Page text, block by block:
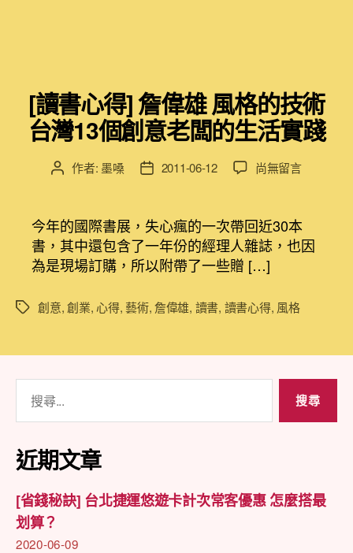
[讀書心得] 詹偉雄 風格的技術
台灣13個創意老闆的生活實踐
文
者
作者: 墨嗓
文
佈
日
2011-06-12
在
心
得]
詹
偉
風
技
13
老
闆
尚無留言
今年的國際書展，失心瘋的一次帶回近30本
書，其中還包含了一年份的經理人雜誌，也因
為是現場訂購，所以附帶了一些贈 […]
標
創意,創業, 心得, 藝術,詹偉雄, 讀書, 讀書心得, 風格
關
鍵
字:
近期文章
[省錢秘訣] 台北捷運悠遊卡計次常客優惠 怎麼搭最
划算？
2020-06-09